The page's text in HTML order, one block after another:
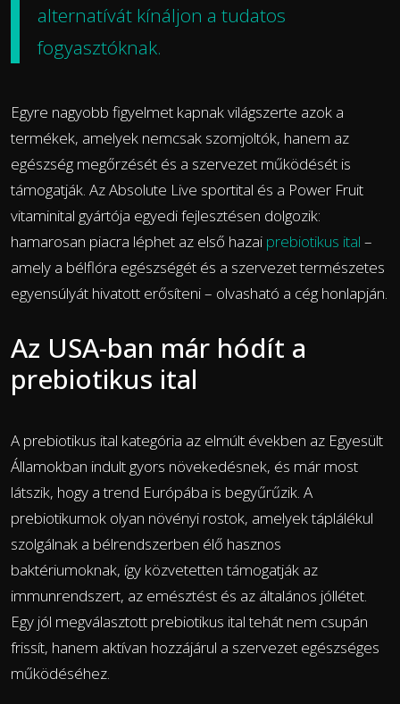
alternatívát kínáljon a tudatos
fogyasztóknak.
Egyre nagyobb figyelmet kapnak világszerte azok a
termékek, amelyek nemcsak szomjoltók, hanem az
egészség megőrzését és a szervezet működését is
támogatják. Az Absolute Live sportital és a Power Fruit
vitaminital gyártója egyedi fejlesztésen dolgozik:
hamarosan piacra léphet az első hazai prebiotikus ital –
amely a bélflóra egészségét és a szervezet természetes
egyensúlyát hivatott erősíteni – olvasható a cég honlapján.
Az USA-ban már hódít a
prebiotikus ital
A prebiotikus ital kategória az elmúlt években az Egyesült
Államokban indult gyors növekedésnek, és már most
látszik, hogy a trend Európába is begyűrűzik. A
prebiotikumok olyan növényi rostok, amelyek táplálékul
szolgálnak a bélrendszerben élő hasznos
baktériumoknak, így közvetetten támogatják az
immunrendszert, az emésztést és az általános jóllétet.
Egy jól megválasztott prebiotikus ital tehát nem csupán
frissít, hanem aktívan hozzájárul a szervezet egészséges
működéséhez.